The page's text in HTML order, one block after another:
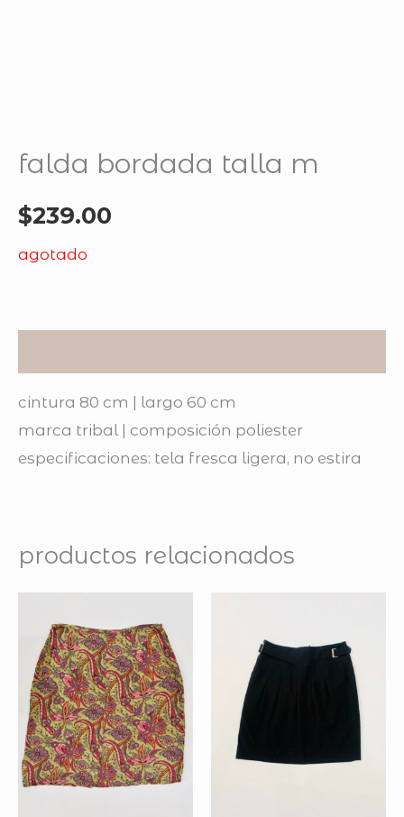
falda bordada talla m
$239.00
agotado
cintura 80 cm | largo 60 cm
marca tribal | composición poliester
especificaciones: tela fresca ligera, no estira
productos relacionados